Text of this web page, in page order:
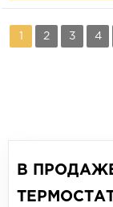
1 2 3 4
В